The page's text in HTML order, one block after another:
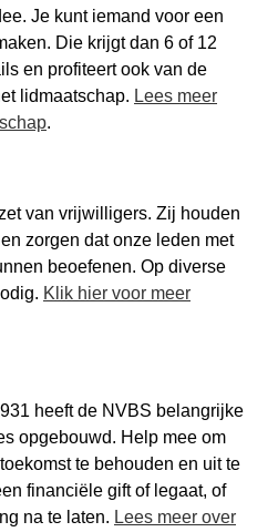
Je kunt iemand voor een
Die krijgt dan 6 of 12
en profiteert ook van de
lidmaat­schap. Lees meer
.
van vrijwilligers. Zij houden
zorgen dat onze leden met
beoefenen. Op diverse
Klik hier voor meer
heeft de NVBS belangrijke
opgebouwd. Help mee om
te behouden en uit te
financiële gift of legaat, of
na te laten. Lees meer over